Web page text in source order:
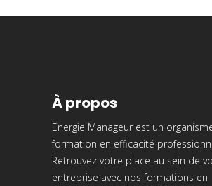
À propos
Energie Manageur est un
formation en efficacité
Retrouvez votre place au sein de
entreprise avec nos formations en